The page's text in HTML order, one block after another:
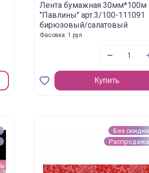
Лента бумажная 30мм*100м
"Павлины" арт.3/100-111091
бирюзовый/салатовый
Фасовка: 1 рул
Купить
Без скидки
Распродажа